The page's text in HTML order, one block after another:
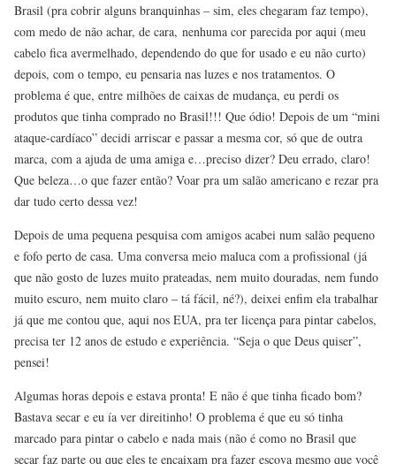
Brasil (pra cobrir alguns branquinhas – sim, eles chegaram faz tempo),
com medo de não achar, de cara, nenhuma cor parecida por aqui (meu
cabelo fica avermelhado, dependendo do que for usado e eu não curto)
depois, com o tempo, eu pensaria nas luzes e nos tratamentos. O
problema é que, entre milhões de caixas de mudança, eu perdi os
produtos que tinha comprado no Brasil!!! Que ódio! Depois de um “mini
ataque-cardíaco” decidi arriscar e passar a mesma cor, só que de outra
marca, com a ajuda de uma amiga e…preciso dizer? Deu errado, claro!
Que beleza…o que fazer então? Voar pra um salão americano e rezar pra
dar tudo certo dessa vez!
Depois de uma pequena pesquisa com amigos acabei num salão pequeno
e fofo perto de casa. Uma conversa meio maluca com a profissional (já
que não gosto de luzes muito prateadas, nem muito douradas, nem fundo
muito escuro, nem muito claro – tá fácil, né?), deixei enfim ela trabalhar
já que me contou que, aqui nos EUA, pra ter licença para pintar cabelos,
precisa ter 12 anos de estudo e experiência. “Seja o que Deus quiser”,
pensei!
Algumas horas depois e estava pronta! E não é que tinha ficado bom?
Bastava secar e eu ía ver direitinho! O problema é que eu só tinha
marcado para pintar o cabelo e nada mais (não é como no Brasil que
secar faz parte ou que eles te encaixam pra fazer escova mesmo que você